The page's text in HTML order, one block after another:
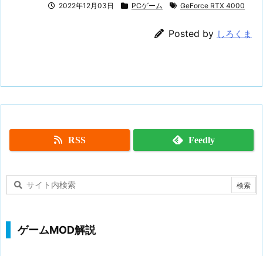
2022年12月03日 PCゲーム GeForce RTX 4000
Posted by しろくま
RSS Feedly
ゲームMOD解説